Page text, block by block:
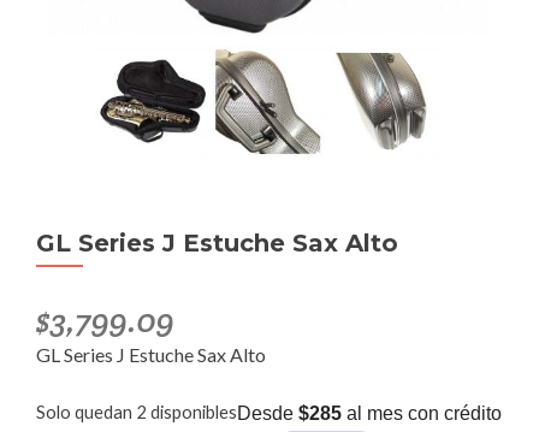
GL Series J Estuche Sax Alto
$3,799.09
GL Series J Estuche Sax Alto
Solo quedan 2 disponiblesDesde $285 al mes con crédito